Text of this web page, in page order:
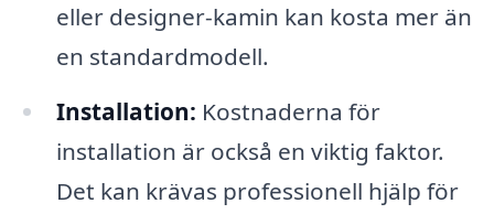
eller designer-kamin kan kosta mer än
en standardmodell.
Installation: Kostnaderna för
installation är också en viktig faktor.
Det kan krävas professionell hjälp för